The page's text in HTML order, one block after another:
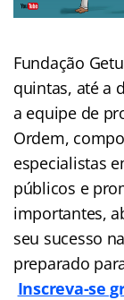
Fundação
quintas, até a
a equipe de
Ordem,
especialistas
públicos e
importantes,
seu sucesso
preparado
Inscreva-se